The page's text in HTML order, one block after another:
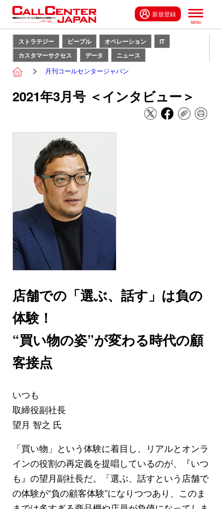
新規登録
ストラテジー ピープル オペレーション
IT
カスタマーサクセス
データ ニュース
月刊コールセンタージャパン
2021年3月号 ＜インタビュー＞
店舗での「選ぶ、話す」は負の
体験！
“買い物の姿”が変わる時代の顧
客接点
いつも
取締役副社長
望月 智之 氏
「買い物」という体験に着目し、リアルとオンラ
インの役割の再定義を提唱しているのが、『いつ
も』の望月副社長だ。「選ぶ、話すという店舗で
の体験が“負の顧客体験”になりつつあり、このま